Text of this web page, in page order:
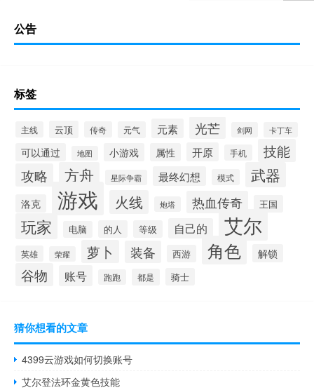
公告
标签
主线 云顶 传奇 元气 元素 光芒 剑网 卡丁车
可以通过 地图 小游戏 属性 开原 手机
技能
攻略
方舟 星际争霸 最终幻想 模式 武器
洛克 游戏 火线 炮塔 热血传奇 王国
玩家 电脑 的人 等级 自己的 艾尔
英雄 荣耀 萝卜 装备 西游 角色 解锁
谷物 账号 跑跑 都是 骑士
猜你想看的文章
4399云游戏如何切换账号
艾尔登法环金黄色技能